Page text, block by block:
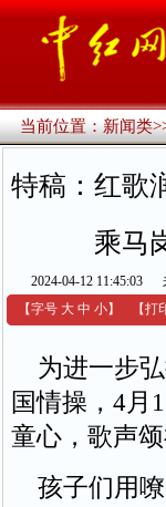
当前位置：新闻类
特稿：红歌
乘马
2024-04-12 11:45:03
【字号 大 中 小】 【打
为进一步弘
国情操，4月
童心，歌声
孩子们用嘹